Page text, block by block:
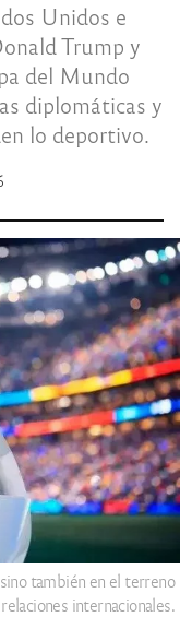
Unidos e
Trump y
del Mundo
diplomáticas y
lo deportivo.
también en el terreno
internacionales.